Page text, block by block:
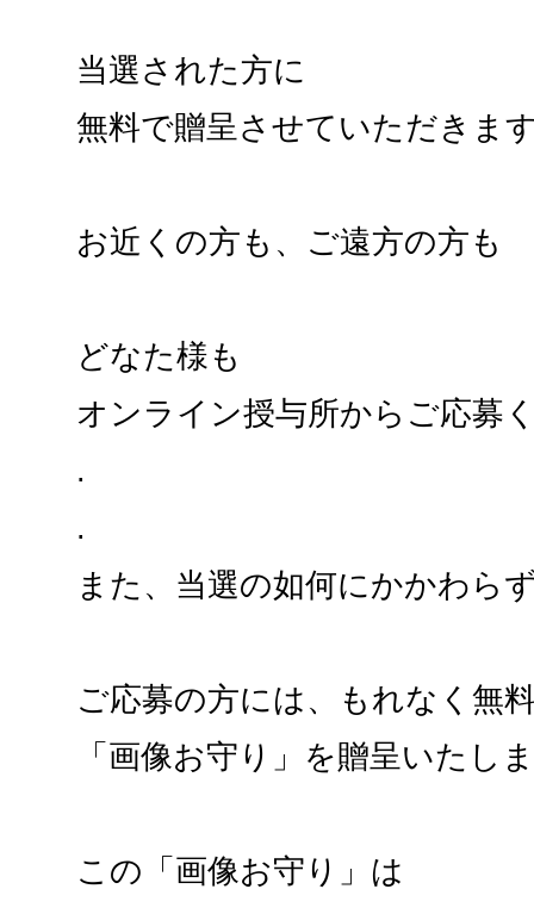
当選された方に
無料で贈呈させていただきま
お近くの方も、ご遠方の方も
どなた様も
オンライン授与所からご応募
.
.
また、当選の如何にかかわら
ご応募の方には、もれなく無
「画像お守り」を贈呈いたし
この「画像お守り」は